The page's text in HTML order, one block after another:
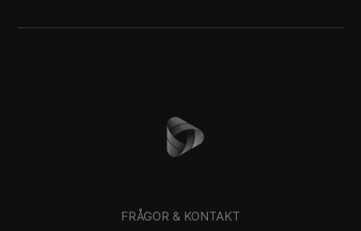
FRÅGOR & KONTAKT